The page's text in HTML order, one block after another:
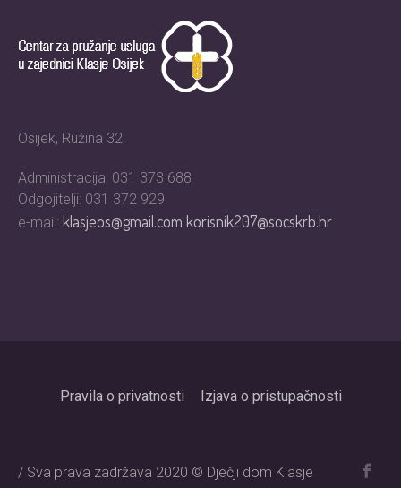
Osijek, Ružina 32
Administracija: 031 373 688
Odgojitelji: 031 372 929
e-mail: klasjeos@gmail.comkorisnik207@socskrb.hr
Pravila o privatnosti Izjava o pristupačnosti
/ Sva prava zadržava 2020 © Dječji dom Klasje